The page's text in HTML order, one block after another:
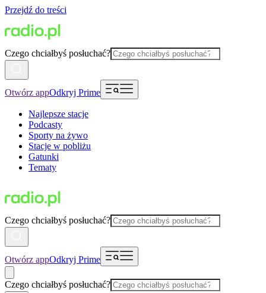
Przejdź do treści
Czego chciałbyś posłuchać?
Otwórz appOdkryj Prime
Najlepsze stacje
Podcasty
Sporty na żywo
Stacje w pobliżu
Gatunki
Tematy
Czego chciałbyś posłuchać?
Otwórz appOdkryj Prime
Czego chciałbyś posłuchać?